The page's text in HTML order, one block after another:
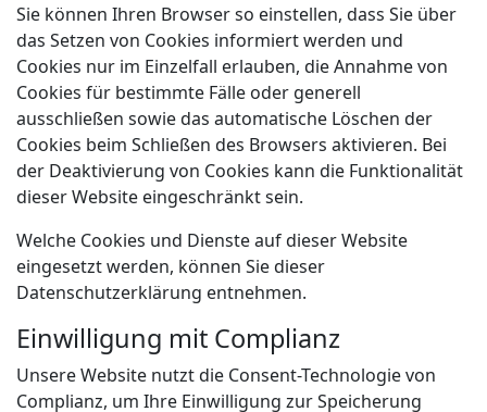
Sie können Ihren Browser so einstellen, dass Sie über
das Setzen von Cookies informiert werden und
Cookies nur im Einzelfall erlauben, die Annahme von
Cookies für bestimmte Fälle oder generell
ausschließen sowie das automatische Löschen der
Cookies beim Schließen des Browsers aktivieren. Bei
der Deaktivierung von Cookies kann die Funktionalität
dieser Website eingeschränkt sein.
Welche Cookies und Dienste auf dieser Website
eingesetzt werden, können Sie dieser
Datenschutzerklärung entnehmen.
Einwilligung mit Complianz
Unsere Website nutzt die Consent-Technologie von
Complianz, um Ihre Einwilligung zur Speicherung